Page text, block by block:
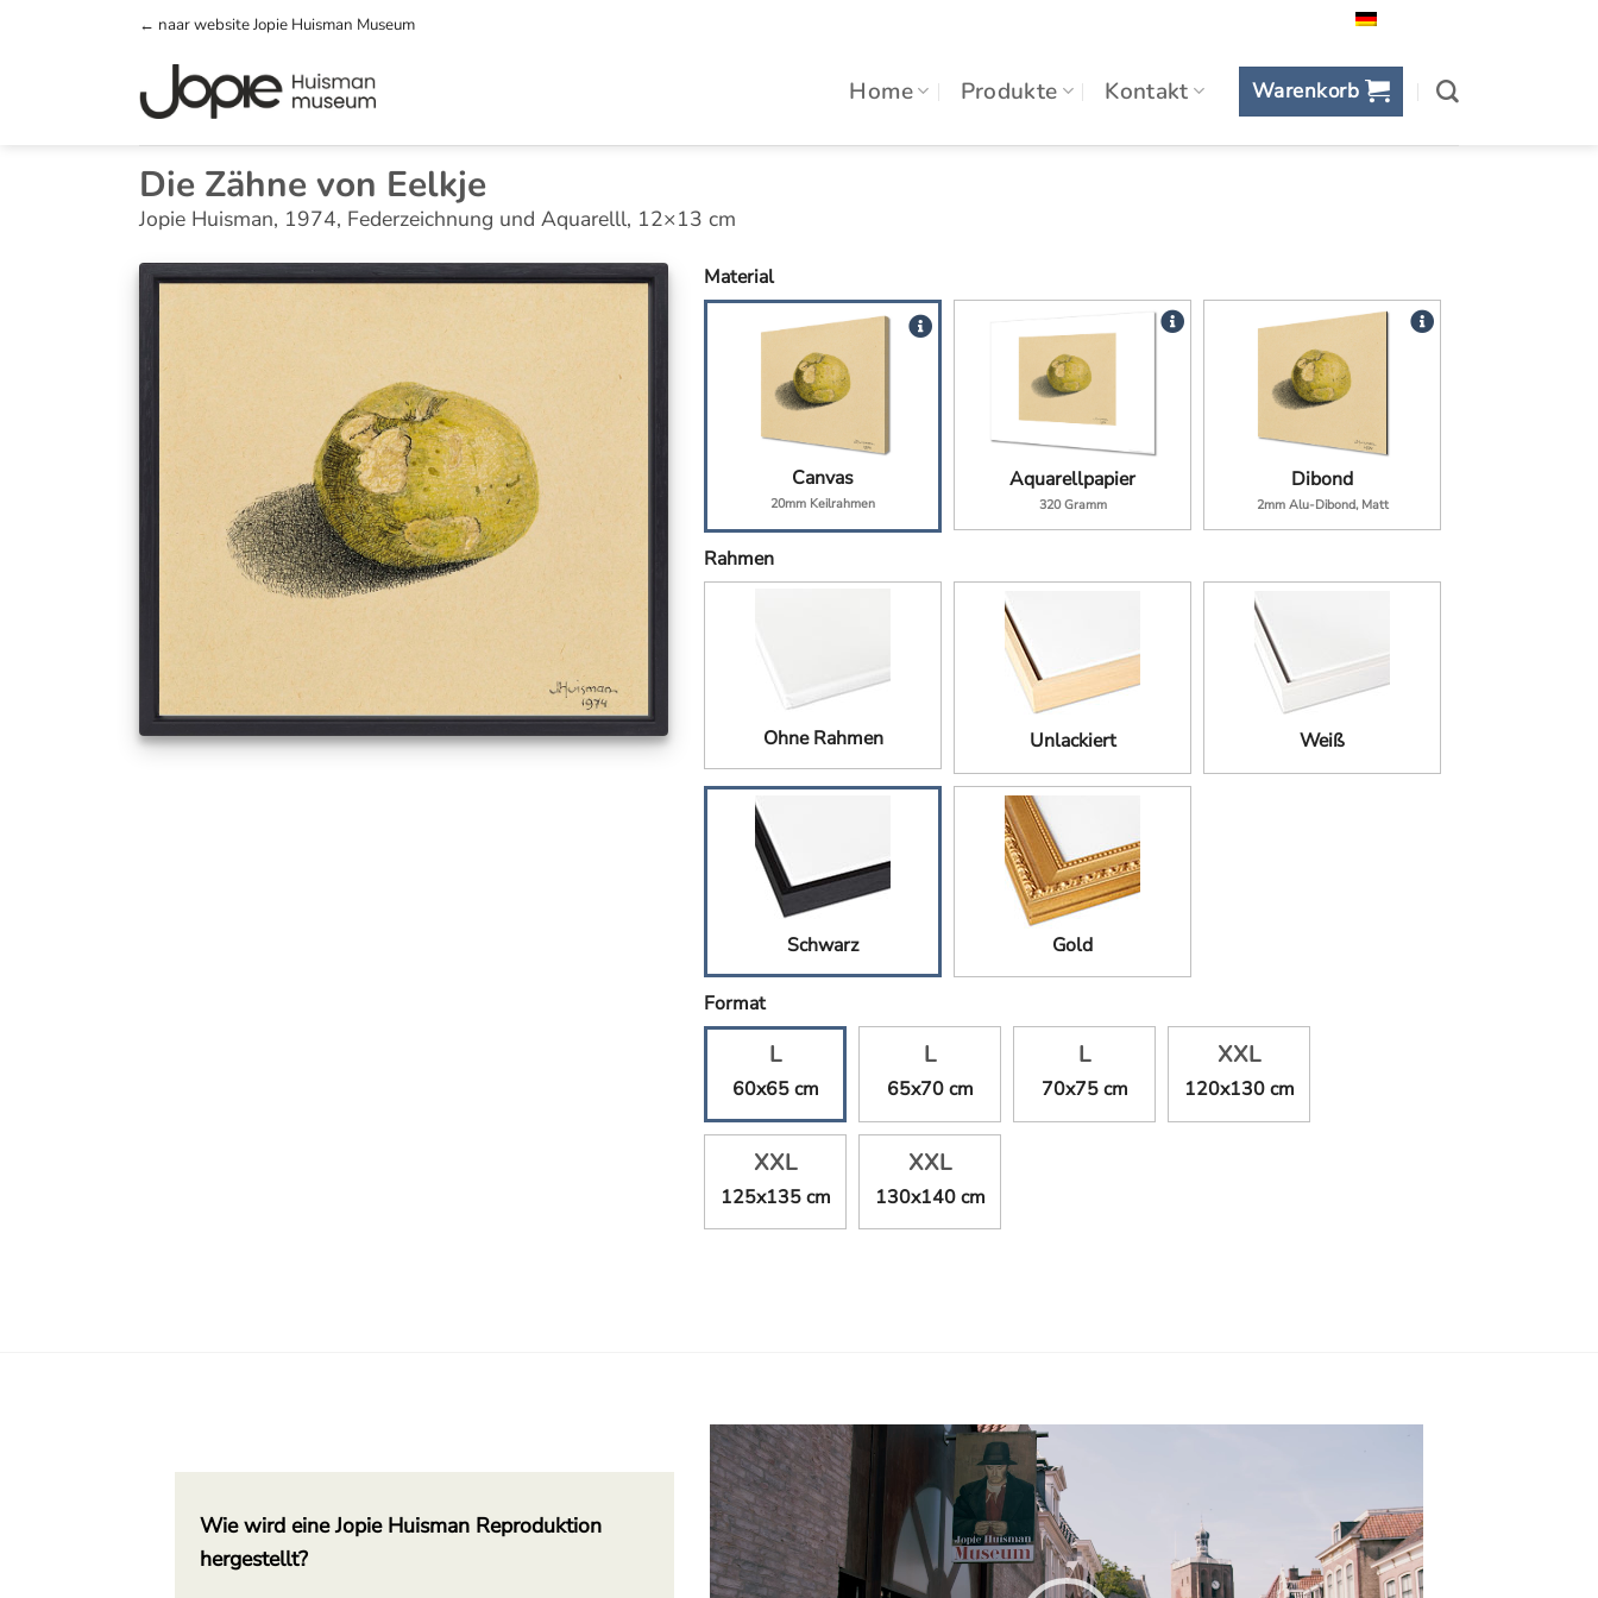
← naar website Jopie Huisman Museum
Home Produkte Kontakt Warenkorb
Die Zähne von Eelkje
Jopie Huisman, 1974, Federzeichnung und Aquarelll, 12×13 cm
Material
Canvas
20mm Keilrahmen
Aquarellpapier
320 Gramm
Dibond
2mm Alu-Dibond, Matt
Rahmen
Ohne Rahmen Unlackiert Weiß
Schwarz Gold
Format
L
60x65 cm
L
65x70 cm
L
70x75 cm
XXL
120x130 cm
XXL
125x135 cm
XXL
130x140 cm
Wie wird eine Jopie Huisman Reproduktion
hergestellt?
Video-
Player